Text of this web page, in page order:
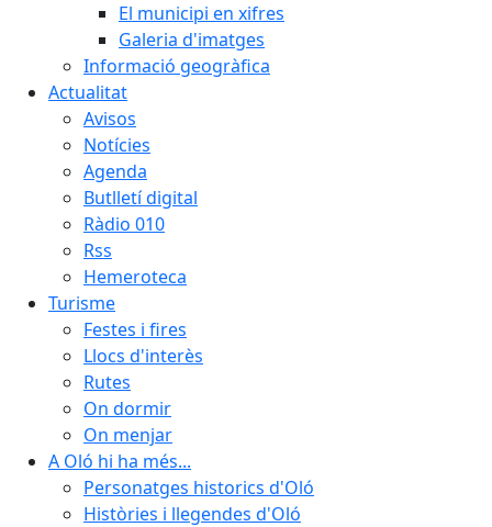
El municipi en xifres
Galeria d'imatges
Informació geogràfica
Actualitat
Avisos
Notícies
Agenda
Butlletí digital
Ràdio 010
Rss
Hemeroteca
Turisme
Festes i fires
Llocs d'interès
Rutes
On dormir
On menjar
A Oló hi ha més...
Personatges historics d'Oló
Històries i llegendes d'Oló